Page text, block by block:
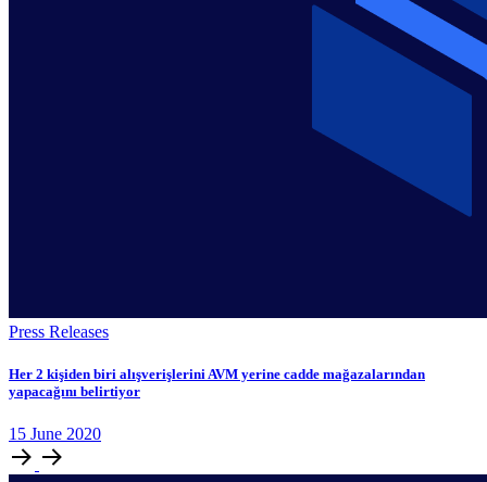
Press Releases
Her 2 kişiden biri alışverişlerini AVM yerine cadde mağazalarından
yapacağını belirtiyor
15 June 2020